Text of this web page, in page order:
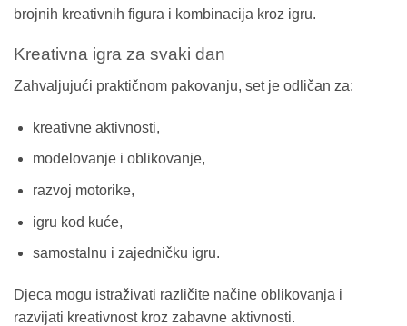
brojnih kreativnih figura i kombinacija kroz igru.
Kreativna igra za svaki dan
Zahvaljujući praktičnom pakovanju, set je odličan za:
kreativne aktivnosti,
modelovanje i oblikovanje,
razvoj motorike,
igru kod kuće,
samostalnu i zajedničku igru.
Djeca mogu istraživati različite načine oblikovanja i
razvijati kreativnost kroz zabavne aktivnosti.